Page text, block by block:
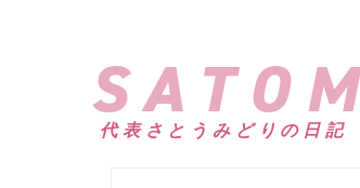
代表さとうみどりの日記